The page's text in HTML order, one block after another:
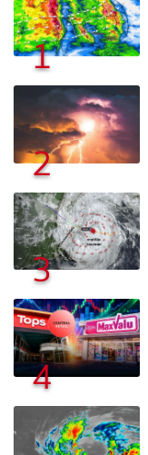
1
2
3
4